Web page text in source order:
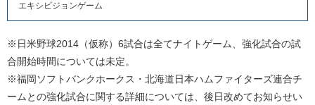
エキシビジョンゲーム
※日米野球2014（仮称）6試合は全てナイトゲーム、強化試合の試
合開始時間については未定。
※福岡ソフトバンクホークス・北海道日本ハムファイターズ連合チ
ームとの強化試合に関する詳細については、後日改めてお知らせい